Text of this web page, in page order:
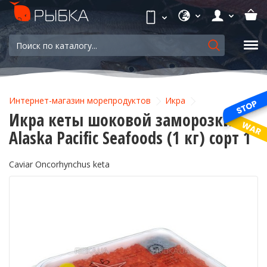
Интернет-магазин морепродуктов Икра
Икра кеты шоковой заморозки
Alaska Pacific Seafoods (1 кг) сорт 1
Caviar Oncorhynchus keta